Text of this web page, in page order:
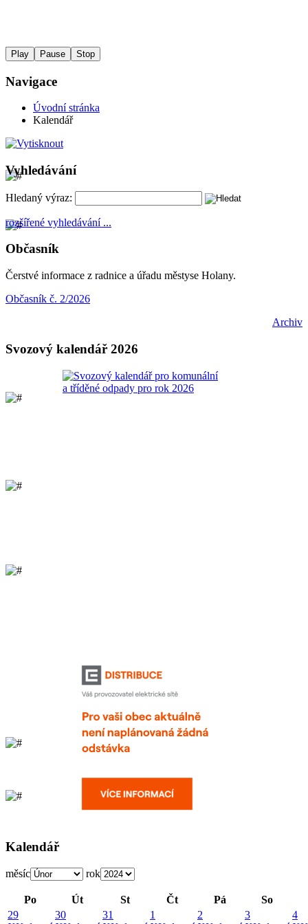
Play Pause Stop
Navigace
Úvodní stránka
Kalendář
Vyhledávání
Hledaný výraz:
rozšířené vyhledávání ...
Občasník
Čerstvé informace z radnice a úřadu městyse Holany.
Občasník č. 2/2026
Archiv
Svozový kalendář 2026
Kalendář
měsíc rok
Po Út St Čt Pá
So
29
30
31
1
2
3
4